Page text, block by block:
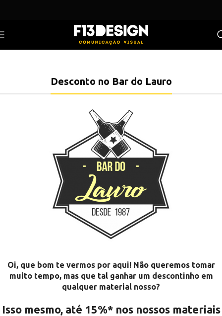
Desconto no Bar do Lauro
Oi, que bom te vermos por aqui! Não queremos tomar
muito tempo, mas que tal ganhar um descontinho em
qualquer material nosso?
Isso mesmo, até 15%* nos nossos materiais